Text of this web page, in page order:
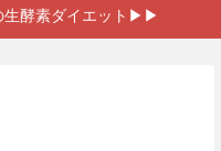
生酵素ダイエット▶▶